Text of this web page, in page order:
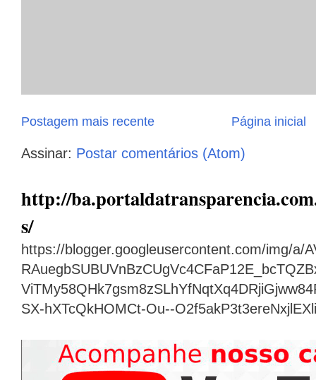
Postagem mais recente Página inicial
Assinar: Postar comentários (Atom)
http://
s/
https://blogger.googleusercontent.com/img/a/
SX-hXTcQkHOMCt-Ou--